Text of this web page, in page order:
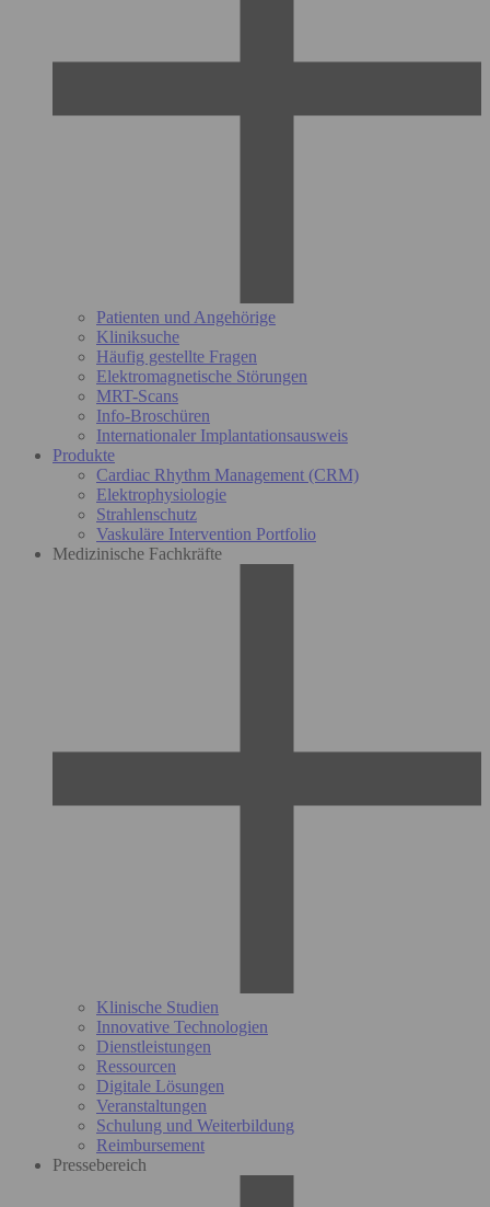
Patienten und Angehörige
Kliniksuche
Häufig gestellte Fragen
Elektromagnetische Störungen
MRT-Scans
Info-Broschüren
Internationaler Implantationsausweis
Produkte
Cardiac Rhythm Management (CRM)
Elektrophysiologie
Strahlenschutz
Vaskuläre Intervention Portfolio
Medizinische Fachkräfte
Klinische Studien
Innovative Technologien
Dienstleistungen
Ressourcen
Digitale Lösungen
Veranstaltungen
Schulung und Weiterbildung
Reimbursement
Pressebereich